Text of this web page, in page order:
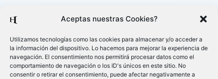
Aceptas nuestras Cookies?
Utilizamos tecnologías como las cookies para almacenar y/o acceder a
la información del dispositivo. Lo hacemos para mejorar la experiencia de
navegación. El consentimiento nos permitirá procesar datos como el
comportamiento de navegación o los ID's únicos en este sitio. No
consentir o retirar el consentimiento, puede afectar negativamente a